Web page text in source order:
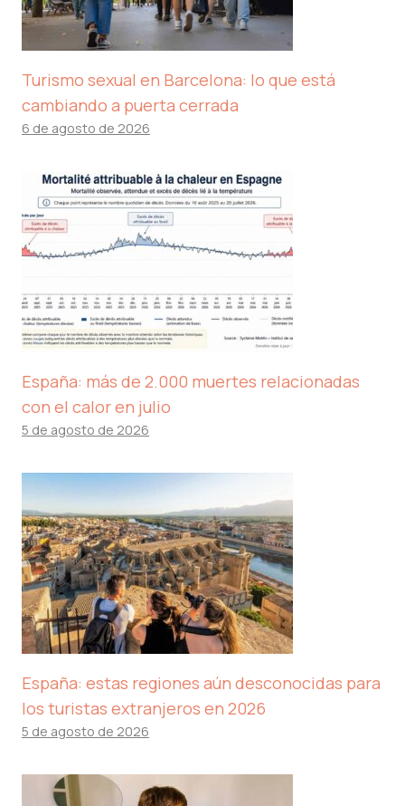
Turismo sexual en Barcelona: lo que está
cambiando a puerta cerrada
6 de agosto de 2026
España: más de 2.000 muertes relacionadas
con el calor en julio
5 de agosto de 2026
España: estas regiones aún desconocidas para
los turistas extranjeros en 2026
5 de agosto de 2026